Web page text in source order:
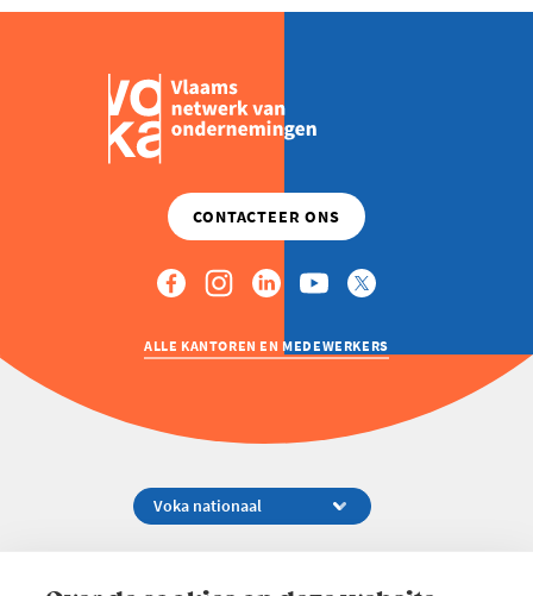
ALLE KANTOREN EN MEDEWERKERS